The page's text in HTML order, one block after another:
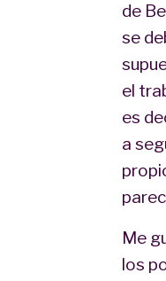
de
se
el
es
a
Me
los